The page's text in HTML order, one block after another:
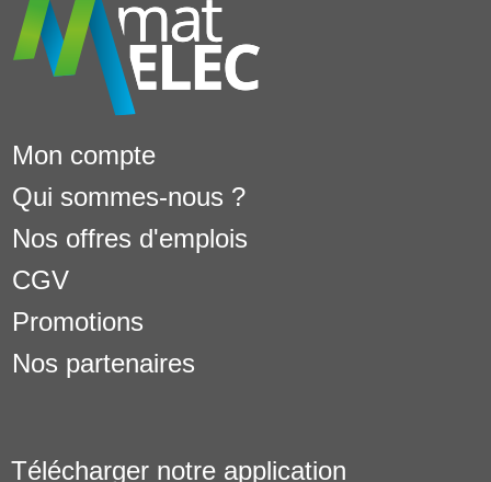
Mon compte
Qui sommes-nous ?
Nos offres d'emplois
CGV
Promotions
Nos partenaires
Télécharger notre application